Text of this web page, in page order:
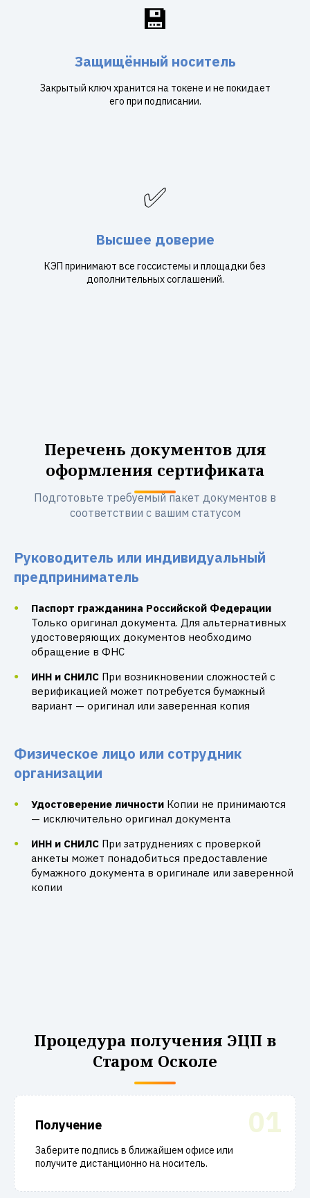
💾
Защищённый носитель
Закрытый ключ хранится на токене и не покидает
его при подписании.
✅
Высшее доверие
КЭП принимают все госсистемы и площадки без
дополнительных соглашений.
Перечень документов для
оформления сертификата
Подготовьте требуемый пакет документов в
соответствии с вашим статусом
Руководитель или индивидуальный
предприниматель
Паспорт гражданина Российской Федерации
Только оригинал документа. Для альтернативных
удостоверяющих документов необходимо
обращение в ФНС
ИНН и СНИЛС При возникновении сложностей с
верификацией может потребуется бумажный
вариант — оригинал или заверенная копия
Физическое лицо или сотрудник
организации
Удостоверение личности Копии не принимаются
— исключительно оригинал документа
ИНН и СНИЛС При затруднениях с проверкой
анкеты может понадобиться предоставление
бумажного документа в оригинале или заверенной
копии
Процедура получения ЭЦП в
Старом Осколе
01
Получение
Заберите подпись в ближайшем офисе или
получите дистанционно на носитель.